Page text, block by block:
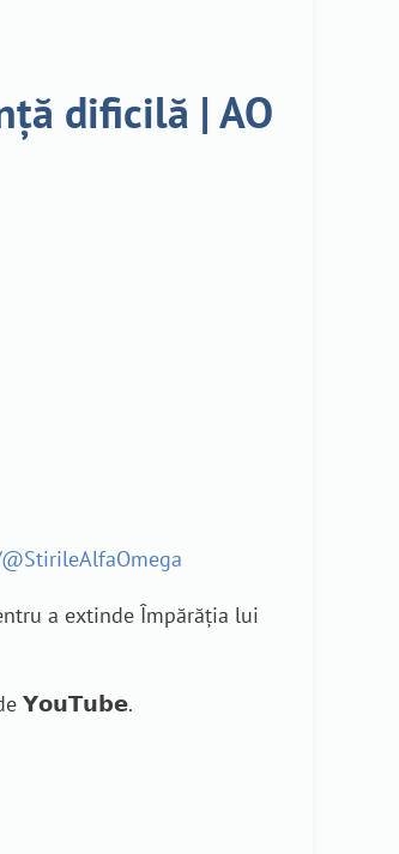
dificilă | AO
a extinde Împărăția lui
de 𝗬𝗼𝘂𝗧𝘂𝗯𝗲.